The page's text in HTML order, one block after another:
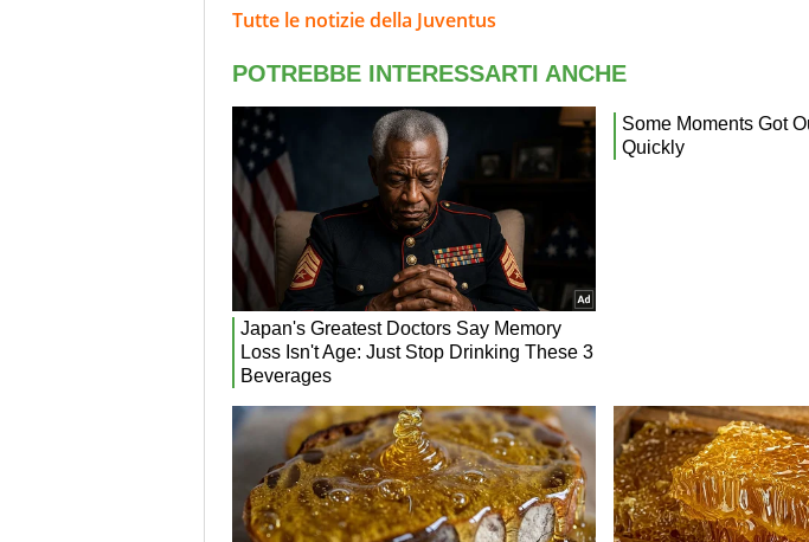
Tutte le notizie della Juventus